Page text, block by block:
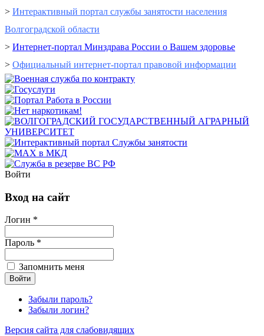
> Интерактивный портал cлужбы занятости населения
Волгоградской области
> Интернет-портал Минздрава России о Вашем здоровье
> Официальный интернет-портал правовой информации
Войти
Вход на сайт
Логин *
Пароль *
Запомнить меня
Забыли пароль?
Забыли логин?
Версия сайта для слабовидящих